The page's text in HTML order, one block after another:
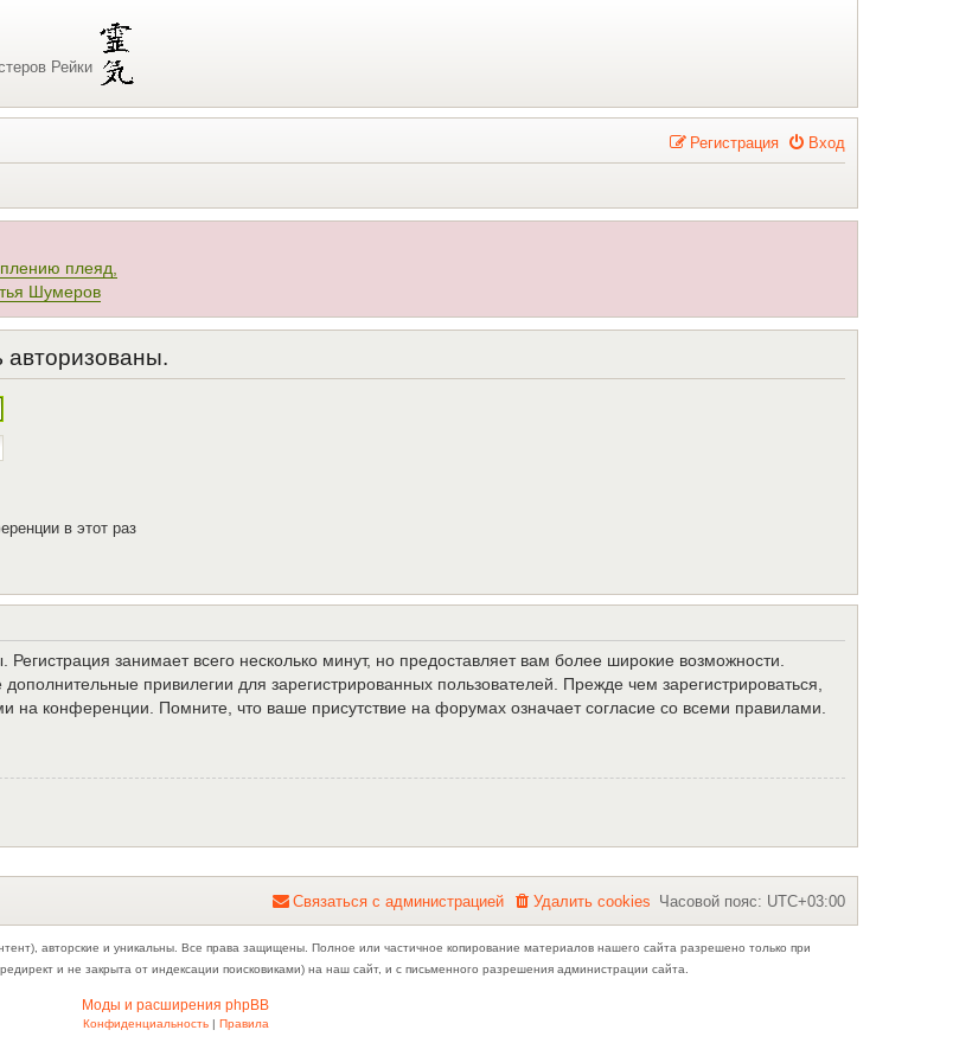
Рейки
Вход
Регистрация
плеяд,
Шумеров
в этот раз
занимает всего несколько минут, но предоставляет вам более широкие возможности.
привилегии для зарегистрированных пользователей. Прежде чем зарегистрироваться,
на конференции. Помните, что ваше присутствие на форумах означает согласие со всеми правилами.
Часовой пояс: UTC+03:00
Удалить cookies
Связаться с администрацией
авторские и уникальны. Все права защищены. Полное или частичное копирование материалов нашего сайта разрешено только при
и не закрыта от индексации поисковиками) на наш сайт, и с письменного разрешения администрации сайта.
Моды и расширения phpBB
Конфиденциальность| Правила